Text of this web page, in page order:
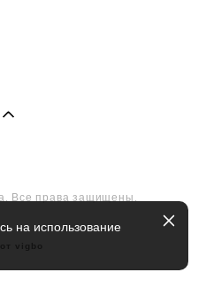
Все права защищены.
на использование